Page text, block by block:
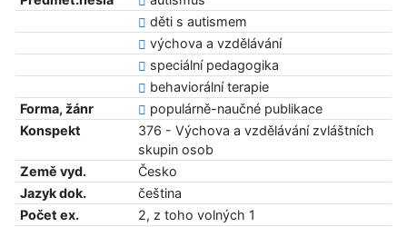
děti s autismem
výchova a vzdělávání
speciální pedagogika
behaviorální terapie
Forma, žánr
populárně-naučné publikace
Konspekt
376 - Výchova a vzdělávání zvláštních
skupin osob
Země vyd.
Česko
Jazyk dok.
čeština
Počet ex.
2, z toho volných 1